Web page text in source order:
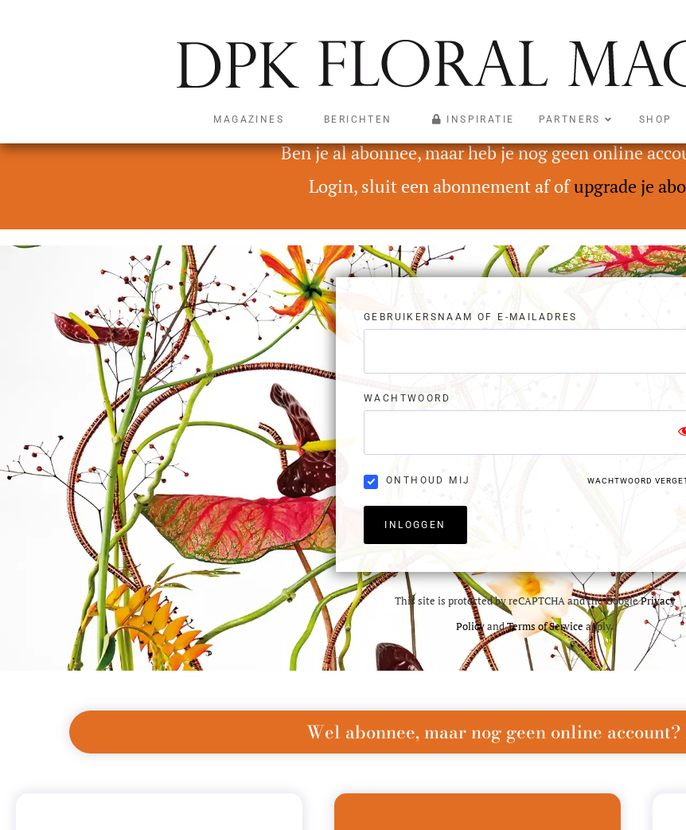
MAGAZINES BERICHTEN INSPIRATIE PARTNERS SHOP
Deze content is alleen toegankelijk voor abonnees met een Digital
Ben je al abonnee, maar heb je nog geen online
Login, sluit een abonnement af ofupgrade je
GEBRUIKERSNAAM OF E-MAILADRES
WACHTWOORD
ONTHOUD MIJ WACHTWOORD
INLOGGEN
This site is protected by reCAPTCHA and the GooglePrivacy
PolicyandTerms of Service apply.
Wel abonnee, maar nog geen online